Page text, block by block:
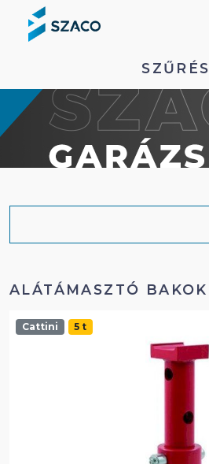
SZŰRÉS
ALÁTÁMASZTÓ BAKOK
Cattini 5 t